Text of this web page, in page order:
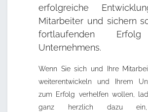
erfolgreiche
Mitarbeiter und sichern
fortlaufenden
Unternehmens.
Wenn Sie sich und Ihre
weiterentwickeln und Ihrem
zum Erfolg verhelfen wollen,
ganz herzlich dazu